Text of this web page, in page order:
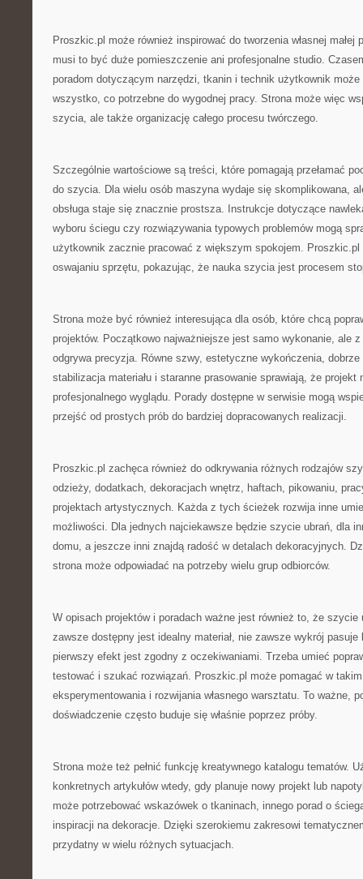
Proszkic.pl może również inspirować do tworzenia własnej małej
musi to być duże pomieszczenie ani profesjonalne studio.
poradom dotyczącym narzędzi, tkanin i technik użytkownik może
wszystko, co potrzebne do wygodnej pracy. Strona może więc
szycia, ale także organizację całego procesu twórczego.
Szczególnie wartościowe są treści, które pomagają przełamać
do szycia. Dla wielu osób maszyna wydaje się skomplikowana,
obsługa staje się znacznie prostsza. Instrukcje dotyczące
wyboru ściegu czy rozwiązywania typowych problemów mogą
użytkownik zacznie pracować z większym spokojem.
oswajaniu sprzętu, pokazując, że nauka szycia jest procesem
Strona może być również interesująca dla osób, które chcą
projektów. Początkowo najważniejsze jest samo wykonanie, ale
odgrywa precyzja. Równe szwy, estetyczne wykończenia, dobrze
stabilizacja materiału i staranne prasowanie sprawiają, że projekt
profesjonalnego wyglądu. Porady dostępne w serwisie mogą
przejść od prostych prób do bardziej dopracowanych realizacji.
Proszkic.pl zachęca również do odkrywania różnych rodzajów
odzieży, dodatkach, dekoracjach wnętrz, haftach, pikowaniu,
projektach artystycznych. Każda z tych ścieżek rozwija inne
możliwości. Dla jednych najciekawsze będzie szycie ubrań, dla
domu, a jeszcze inni znajdą radość w detalach dekoracyjnych.
strona może odpowiadać na potrzeby wielu grup odbiorców.
W opisach projektów i poradach ważne jest również to, że
zawsze dostępny jest idealny materiał, nie zawsze wykrój
pierwszy efekt jest zgodny z oczekiwaniami. Trzeba umieć
testować i szukać rozwiązań. Proszkic.pl może pomagać w
eksperymentowania i rozwijania własnego warsztatu. To ważne,
doświadczenie często buduje się właśnie poprzez próby.
Strona może też pełnić funkcję kreatywnego katalogu tematów.
konkretnych artykułów wtedy, gdy planuje nowy projekt lub
może potrzebować wskazówek o tkaninach, innego porad o
inspiracji na dekoracje. Dzięki szerokiemu zakresowi
przydatny w wielu różnych sytuacjach.